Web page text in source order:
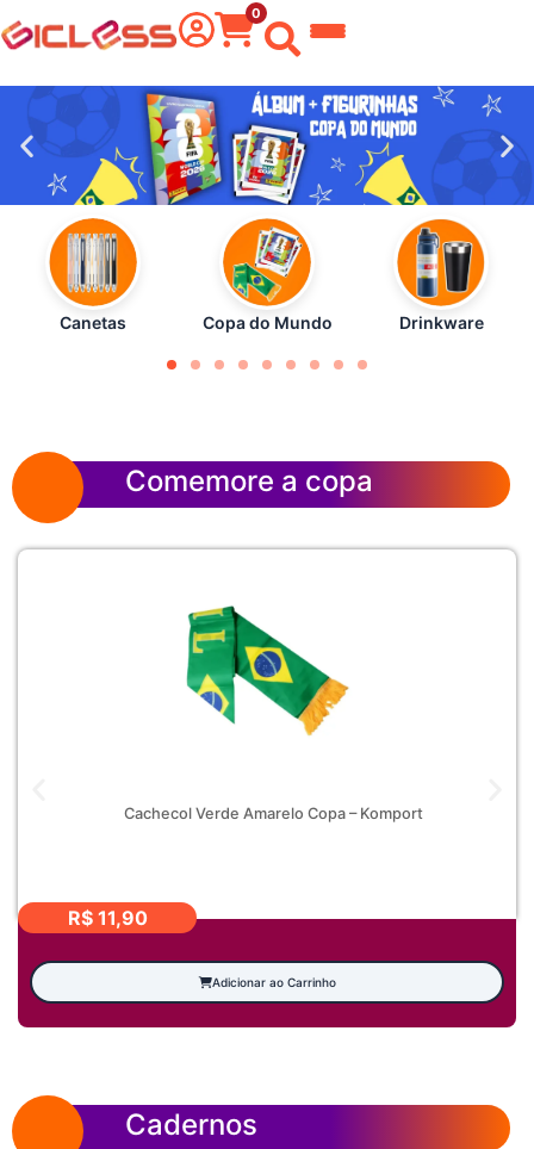
0
do Mundo
Grafite
Texto
Canetas Copa do Mundo Drinkware
Comemore a copa
Cachecol Verde Amarelo Copa – Komport
R$11,90
Adicionar ao Carrinho
Cadernos